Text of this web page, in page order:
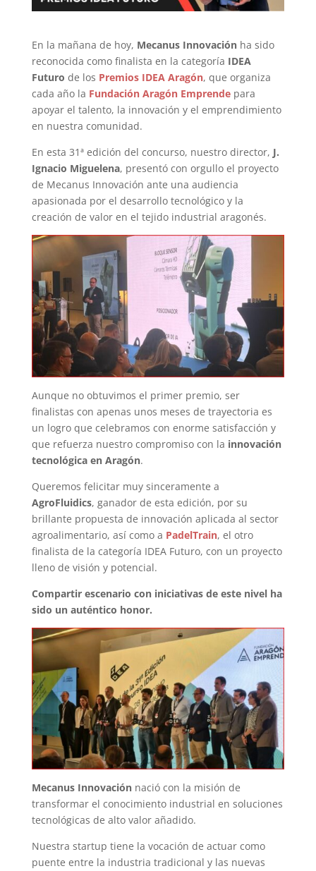
En la mañana de hoy, Mecanus Innovaciónha sido
reconocida como finalista en la categoría IDEA
Futuro de los Premios IDEA Aragón, que organiza
cada año la Fundación Aragón Emprendepara
apoyar el talento, la innovación y el emprendimiento
en nuestra comunidad.
En esta 31ª edición del concurso, nuestro director, J.
Ignacio Miguelena, presentó con orgullo el proyecto
de Mecanus Innovación ante una audiencia
apasionada por el desarrollo tecnológico y la
creación de valor en el tejido industrial aragonés.
Aunque no obtuvimos el primer premio, ser
finalistas con apenas unos meses de trayectoria es
un logro que celebramos con enorme satisfacción y
que refuerza nuestro compromiso con la innovación
tecnológica en Aragón.
Queremos felicitar muy sinceramente a
AgroFluidics, ganador de esta edición, por su
brillante propuesta de innovación aplicada al sector
agroalimentario, así como a PadelTrain, el otro
finalista de la categoría IDEA Futuro, con un proyecto
lleno de visión y potencial.
Compartir escenario con iniciativas de este nivel ha
sido un auténtico honor.
Mecanus Innovaciónnació con la misión de
transformar el conocimiento industrial en soluciones
tecnológicas de alto valor añadido.
Nuestra startup tiene la vocación de actuar como
puente entre la industria tradicional y las nuevas